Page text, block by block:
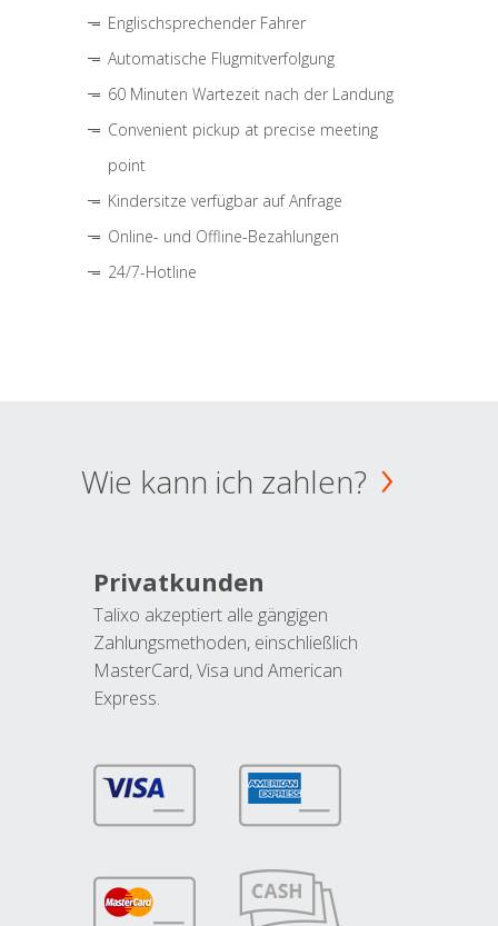
Englischsprechender Fahrer
Automatische Flugmitverfolgung
60 Minuten Wartezeit nach der Landung
Convenient pickup at precise meeting
point
Kindersitze verfügbar auf Anfrage
Online- und Offline-Bezahlungen
24/7-Hotline
Wie kann ich zahlen?
Privatkunden
Talixo akzeptiert alle gängigen
Zahlungsmethoden, einschließlich
MasterCard, Visa und American
Express.